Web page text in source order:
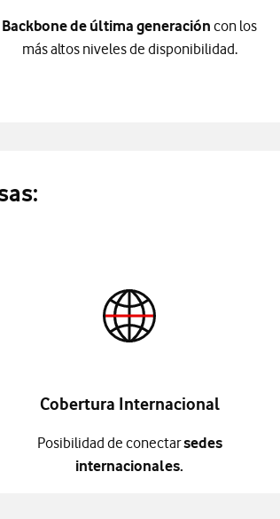
Backbone de última generación con los
más altos niveles de disponibilidad.
Cobertura Internacional
Posibilidad de conectarsedes
internacionales.